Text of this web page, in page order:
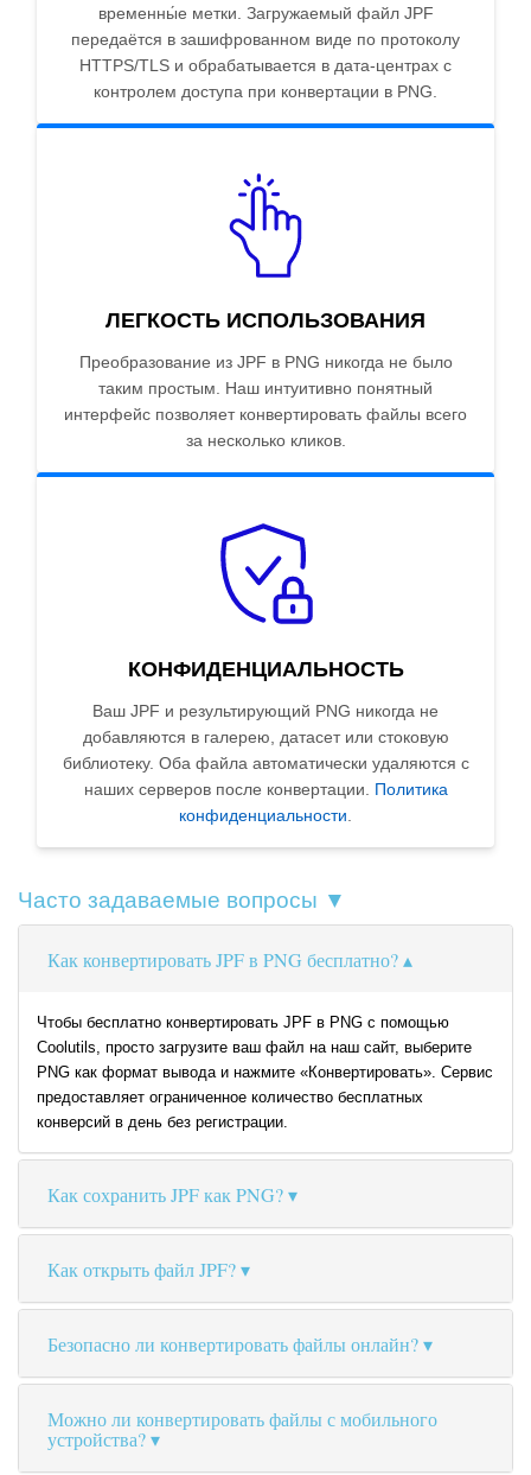
временны́е метки. Загружаемый файл JPF
передаётся в зашифрованном виде по протоколу
HTTPS/TLS и обрабатывается в дата-центрах с
контролем доступа при конвертации в PNG.
ЛЕГКОСТЬ ИСПОЛЬЗОВАНИЯ
Преобразование из JPF в PNG никогда не было
таким простым. Наш интуитивно понятный
интерфейс позволяет конвертировать файлы всего
за несколько кликов.
КОНФИДЕНЦИАЛЬНОСТЬ
Ваш JPF и результирующий PNG никогда не
добавляются в галерею, датасет или стоковую
библиотеку. Оба файла автоматически удаляются с
наших серверов после конвертации. Политика
конфиденциальности.
Часто задаваемые вопросы ▼
Как конвертировать JPF в PNG бесплатно?
Чтобы бесплатно конвертировать JPF в PNG с помощью
Coolutils, просто загрузите ваш файл на наш сайт, выберите
PNG как формат вывода и нажмите «Конвертировать». Сервис
предоставляет ограниченное количество бесплатных
конверсий в день без регистрации.
Как сохранить JPF как PNG?
Как открыть файл JPF?
Безопасно ли конвертировать файлы онлайн?
Можно ли конвертировать файлы с мобильного
устройства?